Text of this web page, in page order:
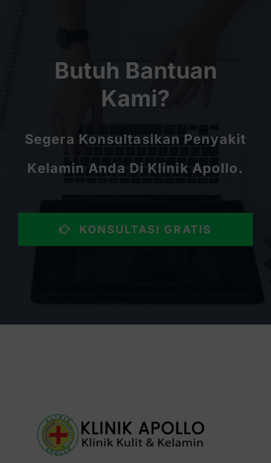
Butuh Bantuan
Kami?
Segera Konsultasikan Penyakit
Kelamin Anda Di Klinik Apollo.
KONSULTASI GRATIS